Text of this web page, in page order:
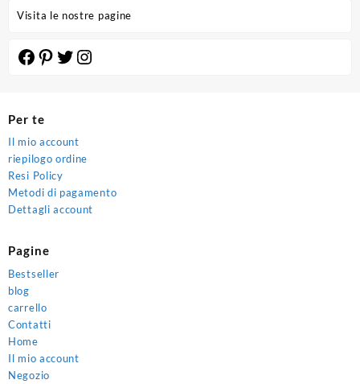
Visita le nostre pagine
Facebook
Pinterest
Twitter
Instagram
Per te
Il mio account
riepilogo ordine
Resi Policy
Metodi di pagamento
Dettagli account
Pagine
Bestseller
blog
carrello
Contatti
Home
Il mio account
Negozio